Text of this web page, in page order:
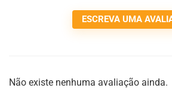
ESCREVA UMA
Não existe nenhuma avaliação ainda.